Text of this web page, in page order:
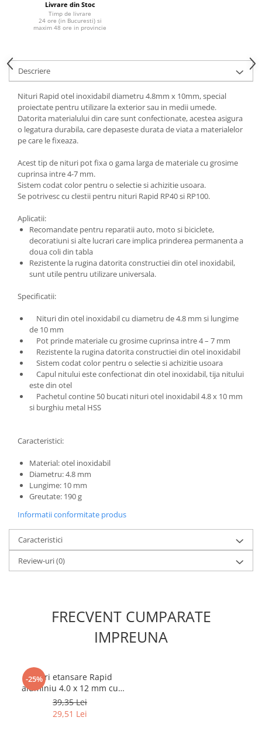
Livrare din Stoc
Timp de livrare
24 ore (in Bucuresti) si
maxim 48 ore in provincie
Descriere
Nituri Rapid otel inoxidabil diametru 4.8mm x 10mm, special
proiectate pentru utilizare la exterior sau in medii umede.
Datorita materialului din care sunt confectionate, acestea asigura
o legatura durabila, care depaseste durata de viata a materialelor
pe care le fixeaza.
Acest tip de nituri pot fixa o gama larga de materiale cu grosime
cuprinsa intre 4-7 mm.
Sistem codat color pentru o selectie si achizitie usoara.
Se potrivesc cu clestii pentru nituri Rapid RP40 si RP100.
Aplicatii:
Recomandate pentru reparatii auto, moto si biciclete,
decoratiuni si alte lucrari care implica prinderea permanenta a
doua coli din tabla
Rezistente la rugina datorita constructiei din otel inoxidabil,
sunt utile pentru utilizare universala.
Specificatii:
Nituri din otel inoxidabil cu diametru de 4.8 mm si lungime
de 10 mm
Pot prinde materiale cu grosime cuprinsa intre 4 – 7 mm
Rezistente la rugina datorita constructiei din otel inoxidabil
Sistem codat color pentru o selectie si achizitie usoara
Capul nitului este confectionat din otel inoxidabil, tija nitului
este din otel
Pachetul contine 50 bucati nituri otel inoxidabil 4.8 x 10 mm
si burghiu metal HSS
Caracteristici:
Material: otel inoxidabil
Diametru: 4.8 mm
Lungime: 10 mm
Greutate: 190 g
Informatii conformitate produs
Caracteristici
Review-uri(0)
FRECVENT CUMPARATE
IMPREUNA
-25%
Nituri etansare Rapid
aluminiu 4.0 x 12 mm cu
burghiu metal HSS inclus,
pentru ventilatie, panouri
sandwich si exterior, 50
39,35 Lei
29,51 Lei